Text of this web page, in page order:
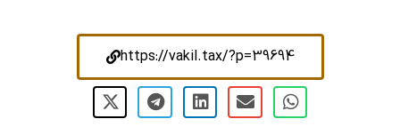
https://vakil.tax/?p=39694